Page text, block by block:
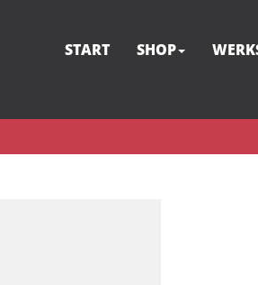
START SHOP